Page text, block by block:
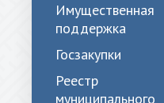
Имущественная
поддержка
Госзакупки
Реестр
муниципального